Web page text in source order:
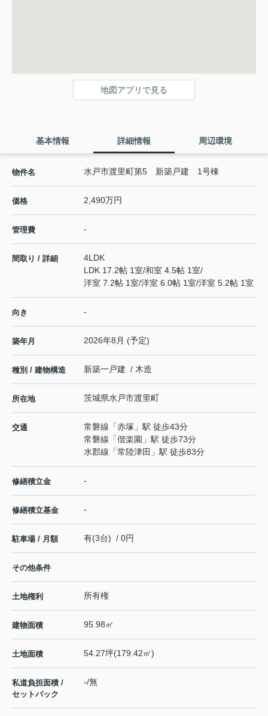
地図アプリで見る
基本情報 詳細情報 周辺環境
物件名 水戸市渡里町第5 新築戸建 1号棟
価格 2,490万円
管理費 -
間取り / 詳細
4LDK
LDK 17.2帖 1室/和室 4.5帖 1室/
洋室 7.2帖 1室/洋室 6.0帖 1室/洋室 5.2帖 1室
向き -
築年月 2026年8月 (予定)
種別 / 建物構造 新築一戸建 / 木造
所在地 茨城県水戸市渡里町
交通 常磐線 「赤塚 」駅 徒歩43分
常磐線 「偕楽園 」駅 徒歩73分
水郡線 「常陸津田 」駅 徒歩83分
修繕積立金 -
修繕積立基金 -
駐車場 / 月額 有(3台) / 0円
その他条件
土地権利 所有権
建物面積 95.98㎡
土地面積 54.27坪(179.42㎡)
私道負担面積 /
セットバック
-/無